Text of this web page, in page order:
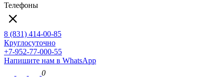
Телефоны
8 (831) 414-00-85
Круглосуточно
+7-952-77-000-55
Напишите нам в WhatsApp
0